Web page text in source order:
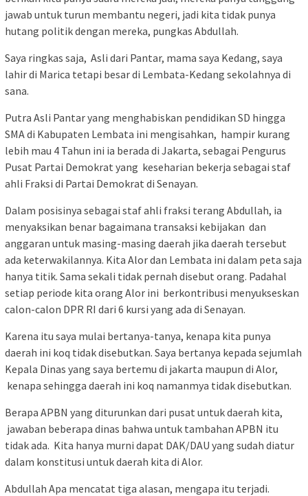
jawab untuk turun membantu negeri, jadi kita tidak punya
hutang politik dengan mereka, pungkas Abdullah.
Saya ringkas saja, Asli dari Pantar, mama saya Kedang, saya
lahir di Marica tetapi besar di Lembata-Kedang sekolahnya di
sana.
Putra Asli Pantar yang menghabiskan pendidikan SD hingga
SMA di Kabupaten Lembata ini mengisahkan, hampir kurang
lebih mau 4 Tahun ini ia berada di Jakarta, sebagai Pengurus
Pusat Partai Demokrat yang keseharian bekerja sebagai staf
ahli Fraksi di Partai Demokrat di Senayan.
Dalam posisinya sebagai staf ahli fraksi terang Abdullah, ia
menyaksikan benar bagaimana transaksi kebijakan dan
anggaran untuk masing-masing daerah jika daerah tersebut
ada keterwakilannya. Kita Alor dan Lembata ini dalam peta saja
hanya titik. Sama sekali tidak pernah disebut orang. Padahal
setiap periode kita orang Alor ini berkontribusi menyukseskan
calon-calon DPR RI dari 6 kursi yang ada di Senayan.
Karena itu saya mulai bertanya-tanya, kenapa kita punya
daerah ini koq tidak disebutkan. Saya bertanya kepada sejumlah
Kepala Dinas yang saya bertemu di jakarta maupun di Alor,
kenapa sehingga daerah ini koq namanmya tidak disebutkan.
Berapa APBN yang diturunkan dari pusat untuk daerah kita,
jawaban beberapa dinas bahwa untuk tambahan APBN itu
tidak ada. Kita hanya murni dapat DAK/DAU yang sudah diatur
dalam konstitusi untuk daerah kita di Alor.
Abdullah Apa mencatat tiga alasan, mengapa itu terjadi.